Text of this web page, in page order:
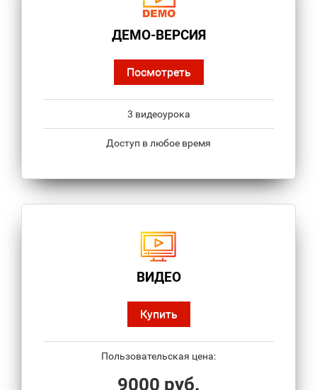
ДЕМО-ВЕРСИЯ
Посмотреть
3 видеоурока
Доступ в любое время
ВИДЕО
Купить
Пользовательская цена:
9000 руб.